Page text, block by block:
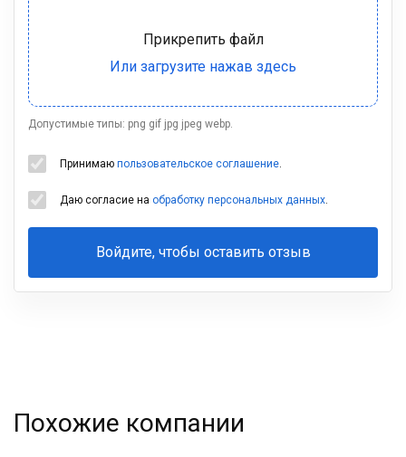
Допустимые типы: png gif jpg jpeg webp.
Принимаю пользовательское соглашение.
Даю согласие на обработку персональных данных.
Войдите, чтобы оставить отзыв
Ваша
Похожие компании